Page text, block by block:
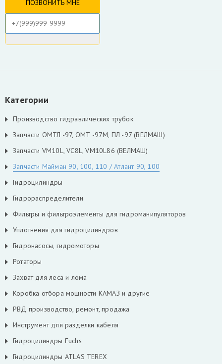
РВД производство, ремонт, продажа
Категории
Производство гидравлических трубок
Запчасти ОМТЛ -97, ОМТ -97М, ПЛ -97 (ВЕЛМАШ)
Запчасти VM10L, VC8L, VM10L86 (ВЕЛМАШ)
Запчасти Майман 90, 100, 110 / Атлант 90, 100
Гидроцилиндры
Гидрораспределители
Фильтры и фильтроэлементы для гидроманипуляторов
Уплотнения для гидроцилиндров
Гидронасосы, гидромоторы
Ротаторы
Захват для леса и лома
Коробка отбора мощности КАМАЗ и другие
РВД производство, ремонт, продажа
Инструмент для разделки кабеля
Гидроцилиндры Fuchs
Гидроцилиндры ATLAS TEREX